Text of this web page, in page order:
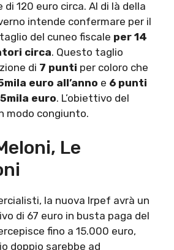
120 euro circa. Al di là della
intende confermare per il
del cuneo fiscale per 14
circa. Questo taglio
di 7 punti per coloro che
euro all’anno e 6 punti
euro. L’obiettivo del
modo congiunto.
Le
la nuova Irpef avrà un
di 67 euro in busta paga del
fino a 15.000 euro,
doppio sarebbe ad